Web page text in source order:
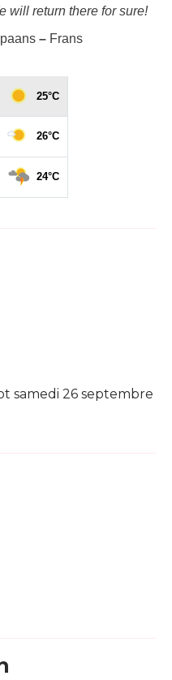
will return there for sure!
– Frans
samedi 26 septembre